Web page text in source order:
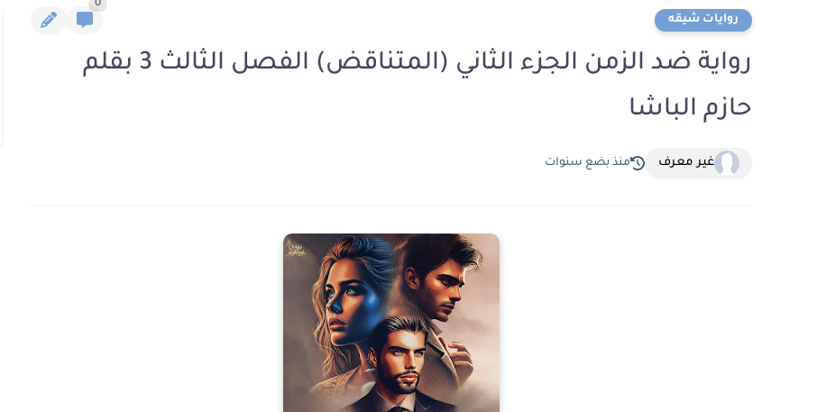
روايات شيقه
0
رواية ضد الزمن الجزء الثاني (المتناقض) الفصل الثالث 3 بقلم
حازم الباشا
غير معرف منذ بضع سنوات